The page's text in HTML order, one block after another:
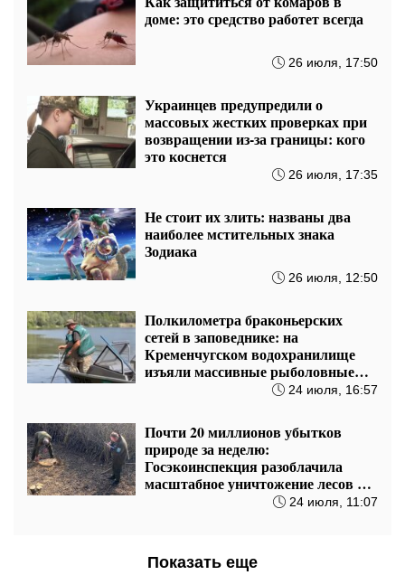
доме: это средство работет всегда
26 июля, 17:50
Украинцев предупредили о
массовых жестких проверках при
возвращении из-за границы: кого
это коснется
26 июля, 17:35
Не стоит их злить: названы два
наиболее мстительных знака
Зодиака
26 июля, 12:50
Полкилометра браконьерских
сетей в заповеднике: на
Кременчугском водохранилище
изъяли массивные рыболовные
24 июля, 16:57
Почти 20 миллионов убытков
природе за неделю:
Госэкоинспекция разоблачила
масштабное уничтожение лесов и
слив нечистот в Одесской области
24 июля, 11:07
Показать еще